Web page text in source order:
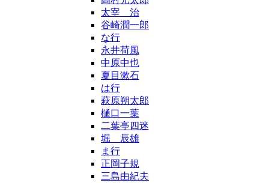
太宰 治
谷崎潤一郎
な行
永井荷風
中原中也
夏目漱石
は行
萩原朔太郎
樋口一葉
二葉亭四迷
堀 辰雄
ま行
正岡子規
三島由紀夫